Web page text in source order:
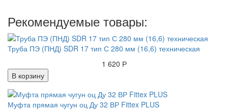
Рекомендуемые товары:
Труба ПЭ (ПНД) SDR 17 тип С 280 мм (16,6) техническая
1 620 Р
В корзину
Муфта прямая чугун оц Ду 32 ВР Fittex PLUS